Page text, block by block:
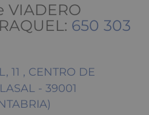
VIADERO
650 303
11 , CENTRO DE
- 39001